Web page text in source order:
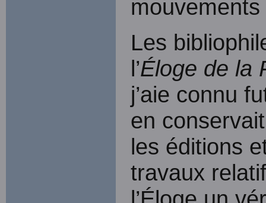
Les
l’Éloge de la
j’aie connu
en
les éditions
travaux